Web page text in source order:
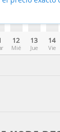
12
Mié
13
Jue
14
Vie